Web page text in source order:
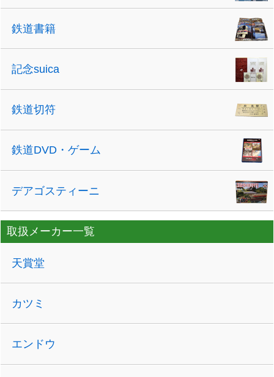
鉄道書籍
記念suica
鉄道切符
鉄道DVD・ゲーム
デアゴスティーニ
取扱メーカー一覧
天賞堂
カツミ
エンドウ